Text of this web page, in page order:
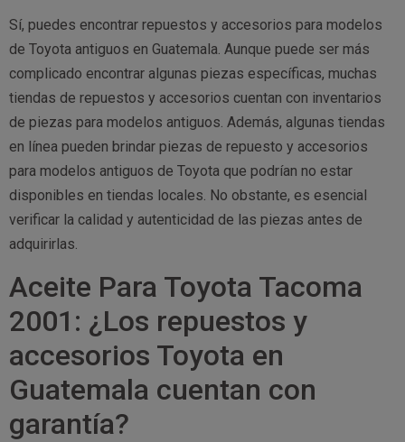
Sí, puedes encontrar repuestos y accesorios para modelos
de Toyota antiguos en Guatemala. Aunque puede ser más
complicado encontrar algunas piezas específicas, muchas
tiendas de repuestos y accesorios cuentan con inventarios
de piezas para modelos antiguos. Además, algunas tiendas
en línea pueden brindar piezas de repuesto y accesorios
para modelos antiguos de Toyota que podrían no estar
disponibles en tiendas locales. No obstante, es esencial
verificar la calidad y autenticidad de las piezas antes de
adquirirlas.
Aceite Para Toyota Tacoma
2001: ¿Los repuestos y
accesorios Toyota en
Guatemala cuentan con
garantía?